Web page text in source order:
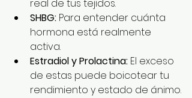
real de tus tejidos.
SHBG: Para entender cuánta
hormona está realmente
activa.
Estradiol y Prolactina: El exceso
de estas puede boicotear tu
rendimiento y estado de ánimo.